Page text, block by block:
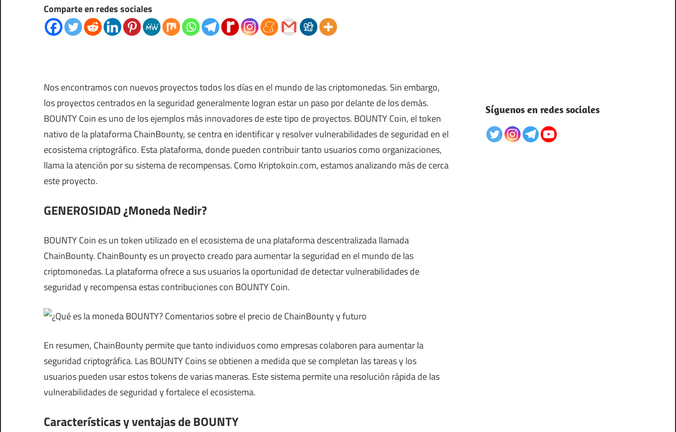
Comparte en redes sociales
Nos encontramos con nuevos proyectos todos los días en el mundo de las criptomonedas. Sin embargo,
los proyectos centrados en la seguridad generalmente logran estar un paso por delante de los demás.
BOUNTY Coin es uno de los ejemplos más innovadores de este tipo de proyectos. BOUNTY Coin, el token
nativo de la plataforma ChainBounty, se centra en identificar y resolver vulnerabilidades de seguridad en el
ecosistema criptográfico. Esta plataforma, donde pueden contribuir tanto usuarios como organizaciones,
llama la atención por su sistema de recompensas. Como Kriptokoin.com, estamos analizando más de cerca
este proyecto.
GENEROSIDAD¿Moneda Nedir?
BOUNTY Coin es un token utilizado en el ecosistema de una plataforma descentralizada llamada
ChainBounty. ChainBounty es un proyecto creado para aumentar la seguridad en el mundo de las
criptomonedas. La plataforma ofrece a sus usuarios la oportunidad de detectar vulnerabilidades de
seguridad y recompensa estas contribuciones con BOUNTY Coin.
En resumen, ChainBounty permite que tanto individuos como empresas colaboren para aumentar la
seguridad criptográfica. Las BOUNTY Coins se obtienen a medida que se completan las tareas y los
usuarios pueden usar estos tokens de varias maneras. Este sistema permite una resolución rápida de las
vulnerabilidades de seguridad y fortalece el ecosistema.
Características y ventajas de BOUNTY
Síguenos en redes sociales